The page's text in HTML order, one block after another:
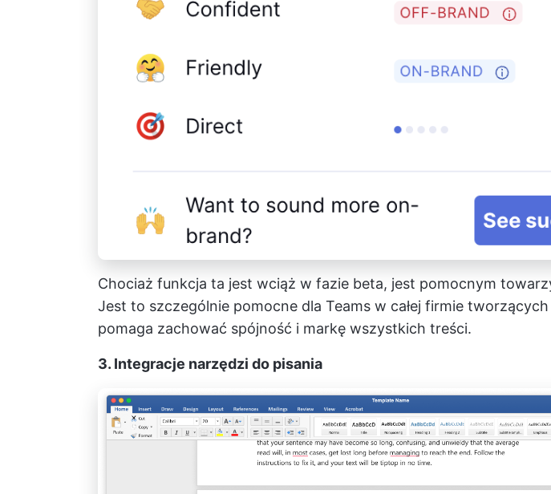
Chociaż funkcja ta jest wciąż w fazie beta, jest pomocnym
Jest to szczególnie pomocne dla Teams w całej firmie
pomaga zachować spójność i markę wszystkich treści.
3. Integracje narzędzi do pisania